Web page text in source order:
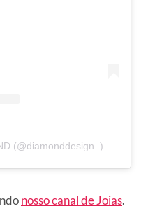
(@diamonddesign_)
nosso canal de Joias.